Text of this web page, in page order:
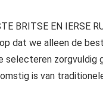
BRITSE EN IERSE
dat we alleen de
selecteren zorgvuldig
is van